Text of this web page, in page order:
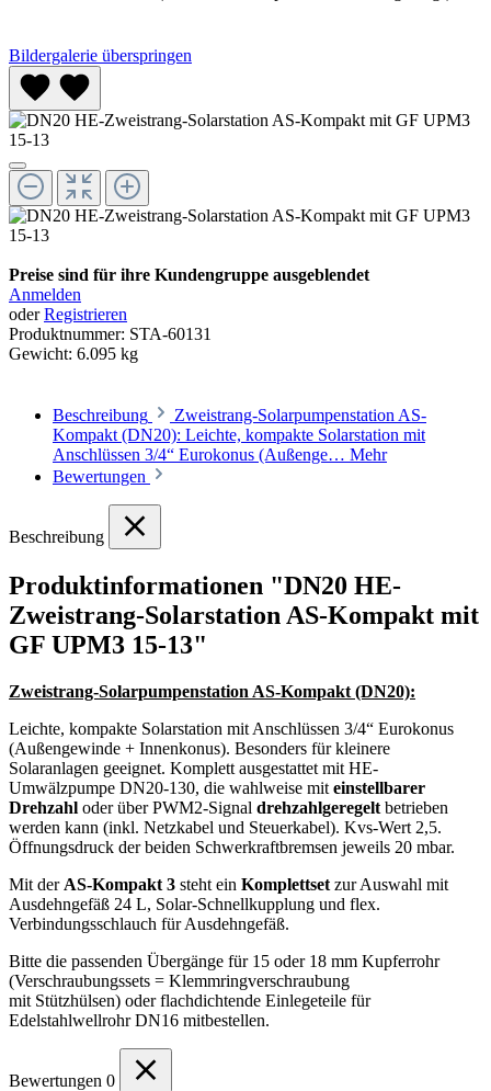
Bildergalerie überspringen
Preise sind für ihre Kundengruppe ausgeblendet
Anmelden
oderRegistrieren
Produktnummer: STA-60131
Gewicht: 6.095 kg
Beschreibung
Zweistrang-Solarpumpenstation AS-
Kompakt (DN20): Leichte, kompakte Solarstation mit
Anschlüssen 3/4“ Eurokonus (Außenge… Mehr
Bewertungen
Beschreibung
Produktinformationen "DN20 HE-
Zweistrang-Solarstation AS-Kompakt mit
GF UPM3 15-13"
Zweistrang-Solarpumpenstation AS-Kompakt (DN20):
Leichte, kompakte Solarstation mit Anschlüssen 3/4“ Eurokonus
(Außengewinde + Innenkonus). Besonders für kleinere
Solaranlagen geeignet. Komplett ausgestattet mit HE-
Umwälzpumpe DN20-130, die wahlweise mit einstellbarer
Drehzahl oder über PWM2-Signal drehzahlgeregelt betrieben
werden kann (inkl. Netzkabel und Steuerkabel). Kvs-Wert 2,5.
Öffnungsdruck der beiden Schwerkraftbremsen jeweils 20 mbar.
Mit der AS-Kompakt 3 steht ein Komplettset zur Auswahl mit
Ausdehngefäß 24 L, Solar-Schnellkupplung und flex.
Verbindungsschlauch für Ausdehngefäß.
Bitte die passenden Übergänge für 15 oder 18 mm Kupferrohr
(Verschraubungssets = Klemmringverschraubung
mit Stützhülsen) oder flachdichtende Einlegeteile für
Edelstahlwellrohr DN16 mitbestellen.
Bewertungen 0